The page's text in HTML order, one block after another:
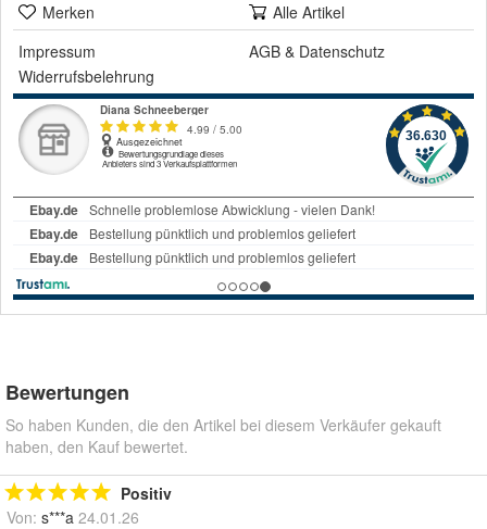
Merken
Alle Artikel
Impressum
AGB & Datenschutz
Widerrufsbelehrung
Bewertungen
So haben Kunden, die den Artikel bei diesem Verkäufer gekauft
haben, den Kauf bewertet.
Positiv
Von: s***a 24.01.26